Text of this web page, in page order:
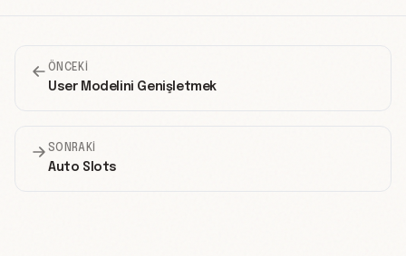
ÖNCEKI
User Modelini Genişletmek
SONRAKI
Auto Slots